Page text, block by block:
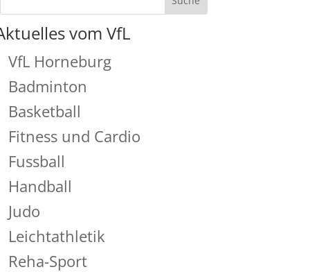
vom VfL
VfL Horneburg
Badminton
Basketball
Fitness und Cardio
Fussball
Handball
Judo
Leichtathletik
Reha-Sport